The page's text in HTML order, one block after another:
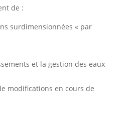
de :
surdimensionnées « par
et la gestion des eaux
modifications en cours de